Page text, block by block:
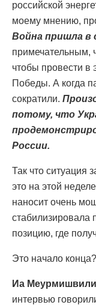
российской
моему мнению,
Война пришла в
примечательным,
чтобы провести в
Победы. А когда
сократили.
потому, что
России.
Так что ситуация
это на этой
наносит очень
стабилизировала
позицию, где
Это начало конца?
Иа
интервью